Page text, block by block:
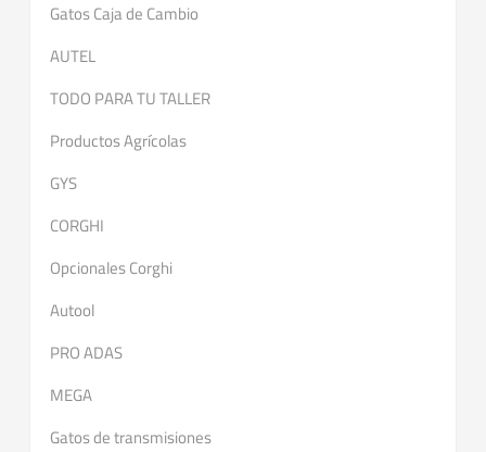
Gatos Caja de Cambio
AUTEL
TODO PARA TU TALLER
Productos Agrícolas
GYS
CORGHI
Opcionales Corghi
Autool
PRO ADAS
MEGA
Gatos de transmisiones